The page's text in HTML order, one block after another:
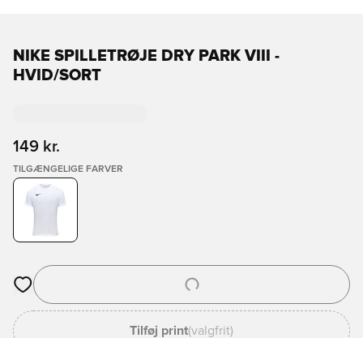
NIKE SPILLETRØJE DRY PARK VIII -
HVID/SORT
149 kr.
TILGÆNGELIGE FARVER
Åbner en Modal til at logge ind eller tilmelde dig som medlem
Tilføj print(valgfrit)